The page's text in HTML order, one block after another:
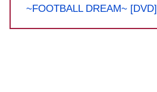
~FOOTBALL DREAM~ [DVD]